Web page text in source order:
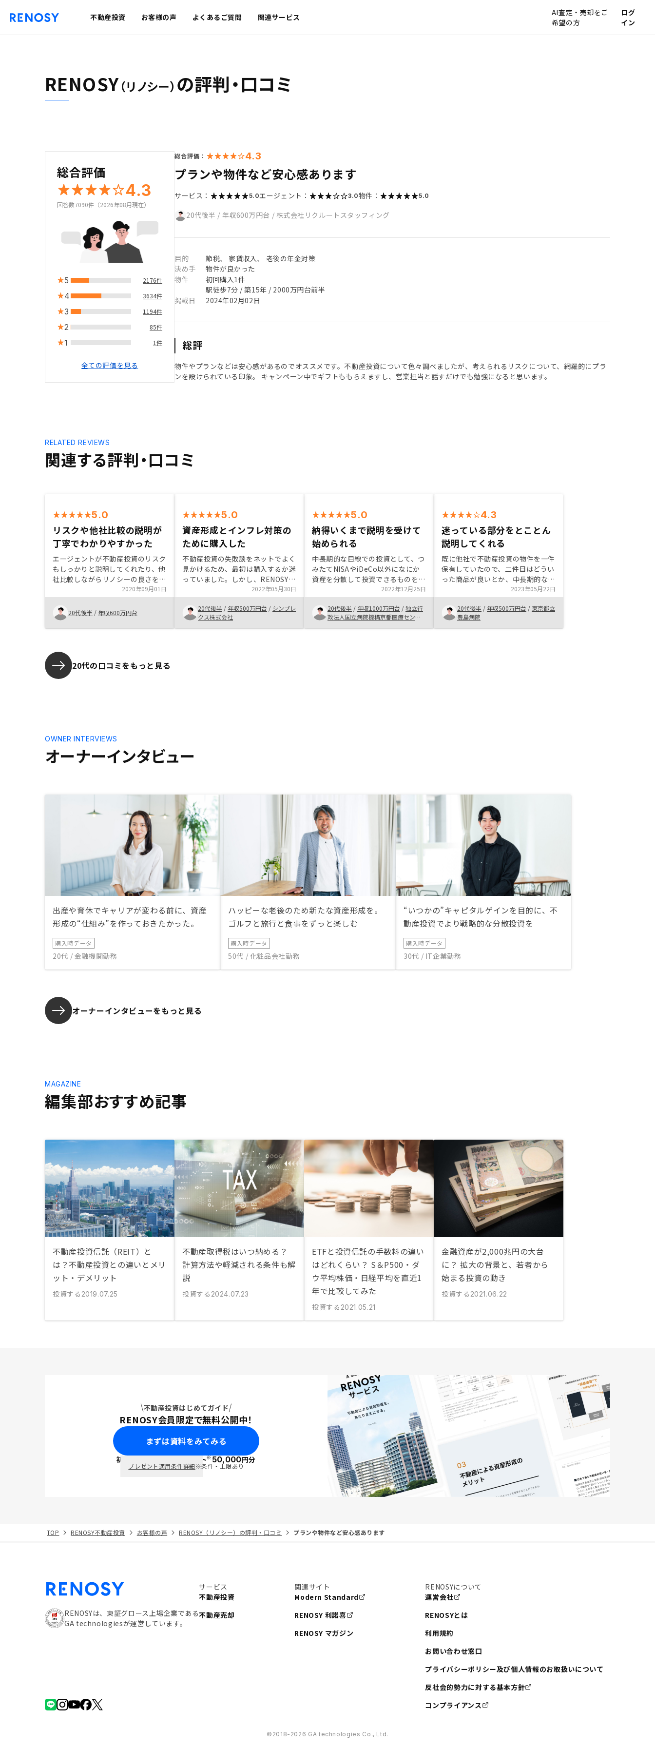
不動産投資 お客様の声 よくあるご質問 関連サービス
AI査定・売却をご
希望の方
ログ
イン
RENOSY（リノシー） の評判・口コミ
総合評価
4.3
回答数7090件（2026年08月現在）
5 2176件
4 3634件
3 1194件
2 85件
1 1件
全ての評価を見る
総合評価： 4.3
プランや物件など安心感あります
サービス： 5.0エージェント： 3.0物件： 5.0
20代後半 / 年収600万円台 / 株式会社リクルートスタッフィング
目的
節税、 家賃収入、 老後の年金対策
決め手
物件が良かった
物件
初回購入1件
駅徒歩7分 / 築15年 / 2000万円台前半
掲載日
2024年02月02日
総評
物件やプランなどは安心感があるのでオススメです。不動産投資について色々調べましたが、考えられるリスクについて、網羅的にプラ
ンを設けられている印象。 キャンペーン中でギフトももらえますし、営業担当と話すだけでも勉強になると思います。
関連する評判・口コミ
RELATED REVIEWS
5.0
リスクや他社比較の説明が
丁寧でわかりやすかった
エージェントが不動産投資のリスク
もしっかりと説明してくれたり、他
社比較しながらリノシーの良さを伝
えてくれて、わかりやすかった。
2020年09月01日
20代後半 / 年収600万円台
5.0
資産形成とインフレ対策の
ために購入した
不動産投資の失敗談をネットでよく
見かけるため、最初は購入するか迷
っていました。しかし、RENOSYの
セールスの方から、全てのリスクに
ついて丁寧な説明とNEOインカム
プランではそれらを見通せることを
聞いて、非常に安心し、購入に至り
ました。他の投資商品と比べ、不動
2022年05月30日
20代後半 / 年収500万円台 / シンプレ
クス株式会社
5.0
納得いくまで説明を受けて
始められる
中長期的な目線での投資として、つ
みたてNISAやiDeCo以外になにか
資産を分散して投資できるものを探
しており不動産投資を開始しようと
思いました。 丁寧に説明していた
だいて非常にわかりやすく、自分も
納得して始めることができました。
2022年12月25日
20代後半 / 年収1000万円台 /独立行
政法人国立病院機構京都医療センタ
4.3
迷っている部分をとことん
説明してくれる
既に他社で不動産投資の物件を一件
保有していたので、二件目はどうい
った商品が良いとか、中長期的な運
用の目線で事細かく面談で教えてい
ただけたのが良かったです。並行し
て何件かの不動産投資会社と面談を
していた中で、一番信頼できると感
じました。また、こちらの会社なら
2023年05月22日
20代後半 / 年収500万円台 / 東京都立
豊島病院
20代の口コミをもっと見る
オーナーインタビュー
OWNER INTERVIEWS
出産や育休でキャリアが変わる前に、資産
形成の“仕組み”を作っておきたかった。
購入時データ
20代 / 金融機関勤務
ハッピーな老後のため新たな資産形成を。
ゴルフと旅行と食事をずっと楽しむ
購入時データ
50代 / 化粧品会社勤務
“いつかの”キャピタルゲインを目的に、不
動産投資でより戦略的な分散投資を
購入時データ
30代 / IT企業勤務
オーナーインタビューをもっと見る
編集部おすすめ記事
MAGAZINE
不動産投資信託（REIT）と
は？不動産投資との違いとメリ
ット・デメリット
投資する 2019.07.25
不動産取得税はいつ納める？
計算方法や軽減される条件も解
説
投資する 2024.07.23
ETFと投資信託の手数料の違い
はどれくらい？ S＆P500・ダ
ウ平均株価・日経平均を直近1
年で比較してみた
投資する 2021.05.21
金融資産が2,000兆円の大台
に？ 拡大の背景と、若者から
始まる投資の動き
投資する 2021.06.22
不動産投資はじめてガイド
RENOSY会員限定で無料公開中！
まずは資料をみてみる
初回面談で ポイント※50,000円分
プレゼント適用条件詳細※条件・上限あり
TOP RENOSY不動産投資 お客様の声 RENOSY（リノシー）の評判・口コミ プランや物件など安心感あります
RENOSYは、東証グロース上場企業である
GA technologiesが運営しています。
サービス
不動産投資
不動産売却
関連サイト
Modern Standard
RENOSY 利諾喜
RENOSY マガジン
RENOSYについて
運営会社
RENOSYとは
利用規約
お問い合わせ窓口
プライバシーポリシー及び個人情報のお取扱いについて
反社会的勢力に対する基本方針
コンプライアンス
©︎2018-2026 GA technologies Co., Ltd.